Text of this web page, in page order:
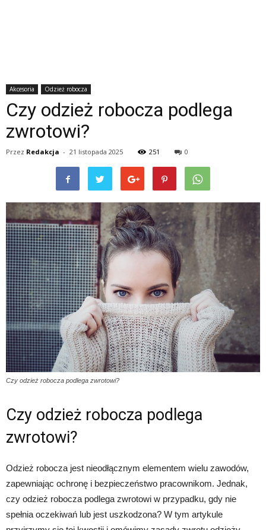
Akcesoria Odzież robocza
Czy odzież robocza podlega
zwrotowi?
Przez Redakcja - 21 listopada 2025 251 0
Czy odzież robocza podlega zwrotowi?
Czy odzież robocza podlega
zwrotowi?
Odzież robocza jest nieodłącznym elementem wielu zawodów,
zapewniając ochronę i bezpieczeństwo pracownikom. Jednak,
czy odzież robocza podlega zwrotowi w przypadku, gdy nie
spełnia oczekiwań lub jest uszkodzona? W tym artykule